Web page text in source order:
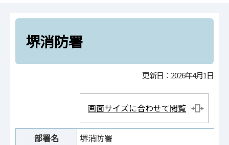
堺消防署
堺消防署
更新日：2026年4月1日
画面サイズに合わせて閲覧
部署名
堺消防署